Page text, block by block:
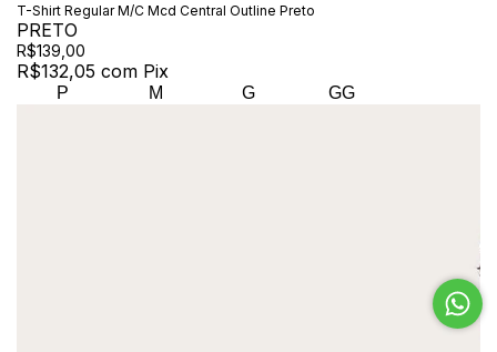
T-Shirt Regular M/C Mcd Central Outline Preto
PRETO
R$139,00
R$132,05 com Pix
P M G GG